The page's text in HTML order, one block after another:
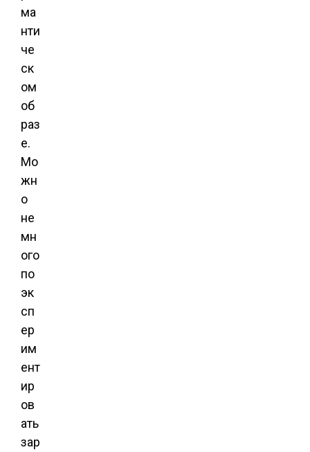
ма
нти
че
ск
ом
об
раз
е.
Мо
жн
о
не
мн
ого
по
эк
сп
ер
им
ент
ир
ов
ать
зар